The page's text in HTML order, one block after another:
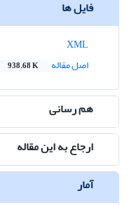
فایل ها
اصل مقاله
938.68 K
هم رسانی
ارجاع به این مقاله
آمار